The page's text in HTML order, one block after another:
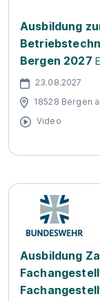
Ausbildung
Bergen 2027
23.08.2027
18528 Bergen
Video
Ausbildung